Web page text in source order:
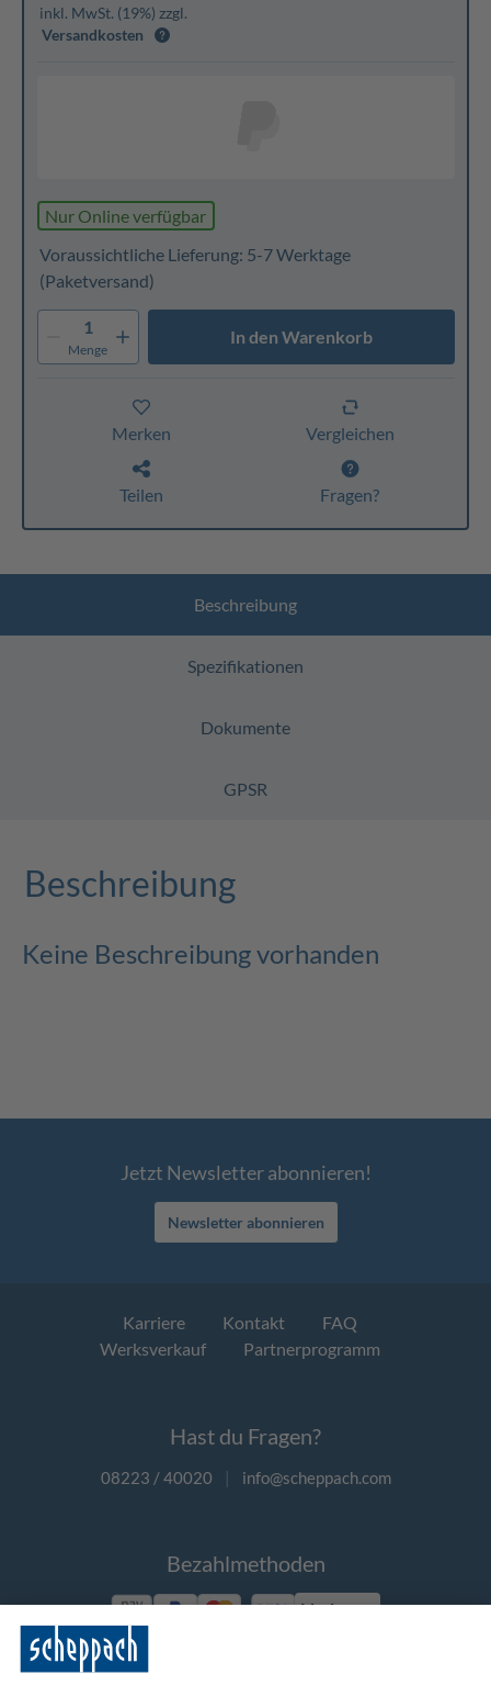
inkl. MwSt. (19%) zzgl.
Versandkosten
Nur Online verfügbar
Voraussichtliche Lieferung: 5-7 Werktage
(Paketversand)
1
Menge
In den Warenkorb
Merken Vergleichen
Teilen Fragen?
Beschreibung
Spezifikationen
Dokumente
GPSR
Beschreibung
Keine Beschreibung vorhanden
Jetzt Newsletter abonnieren!
Newsletter abonnieren
Karriere Kontakt
FAQ
Werksverkauf
Partnerprogramm
Hast du Fragen?
08223 / 40020 | info@scheppach.com
Bezahlmethoden
Vorkasse